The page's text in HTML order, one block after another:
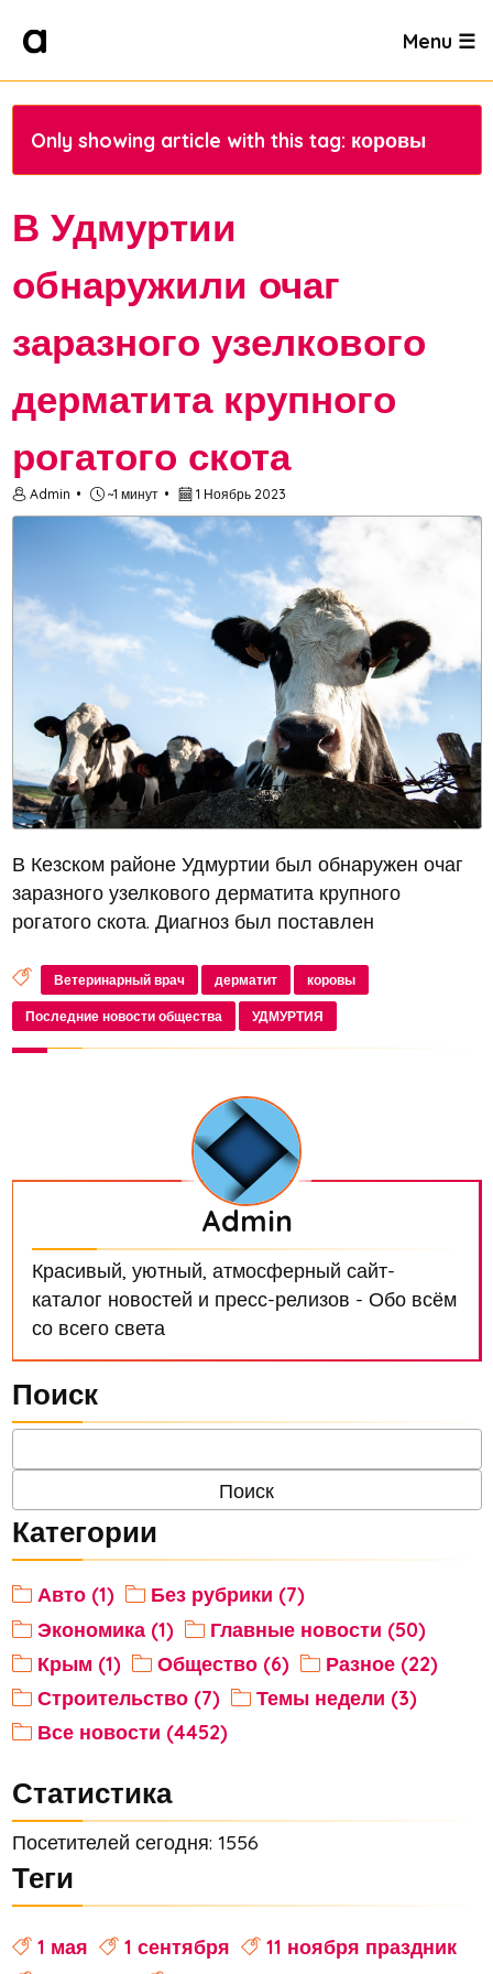
Menu ☰
Only showing article with this tag: коровы
В Удмуртии
обнаружили очаг
заразного узелкового
дерматита крупного
рогатого скота
Admin ~1 минут 1 Ноябрь 2023
В Кезском районе Удмуртии был обнаружен очаг
заразного узелкового дерматита крупного
рогатого скота. Диагноз был поставлен
центром, который определил, что это заразный
узелковый дерматит. В связи с этим, начальн...
Ветеринарный врач дерматит коровы
Последние новости общества УДМУРТИЯ
Admin
Красивый, уютный, атмосферный сайт-
каталог новостей и пресс-релизов - Обо всём
со всего света
Поиск
Категории
Авто (1)
Без рубрики (7)
Экономика (1)
Главные новости (50)
Крым (1)
Общество (6)
Разное (22)
Строительство (7)
Темы недели (3)
Все новости (4452)
Статистика
Посетителей сегодня: 1556
Теги
1 мая 1 сентября
11 ноября праздник